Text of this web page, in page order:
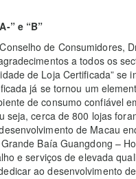
” e “B”
de Consumidores,
a todos os
de Loja Certificada” se
já se tornou um
de consumo confiável
cerca de 800 lojas
de Macau
Baía Guangdong –
e serviços de elevada
ao desenvolvimento